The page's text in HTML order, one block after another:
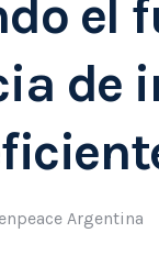
el
de
Argentina